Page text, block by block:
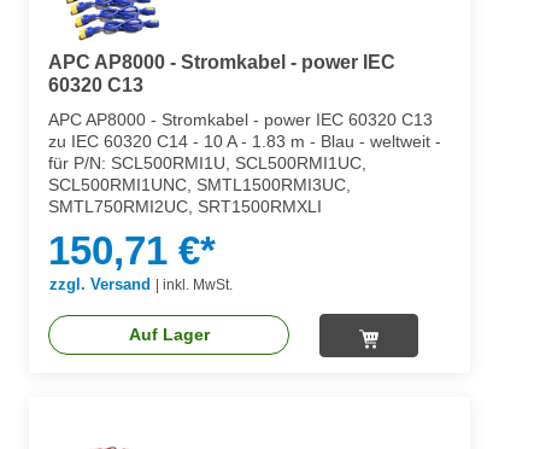
APC AP8000 - Stromkabel - power IEC
60320 C13
APC AP8000 - Stromkabel - power IEC 60320 C13
zu IEC 60320 C14 - 10 A - 1.83 m - Blau - weltweit -
für P/N: SCL500RMI1U, SCL500RMI1UC,
SCL500RMI1UNC, SMTL1500RMI3UC,
SMTL750RMI2UC, SRT1500RMXLI
150,71 €*
zzgl. Versand inkl. MwSt.
Auf Lager